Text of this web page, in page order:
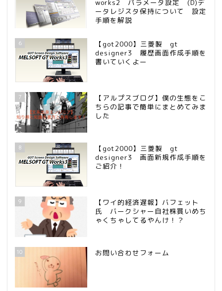
works2 パラメータ設定 (D)デ
ータレジスタ保持について 設定
手順を解説
6
【got2000】三菱製 gt
designer3 履歴画面作成手順を
書いていくよー
7
【アルプスブログ】僕の生態をこ
ちらの記事で簡単にまとめてみま
した
8
【got2000】三菱製 gt
designer3 画面新規作成手順を
ご紹介！
9
【ワイ的経済遅報】バフェット
氏 バークシャー自社株買いめち
ゃくちゃしてるやんけ！？
10 お問い合わせフォーム